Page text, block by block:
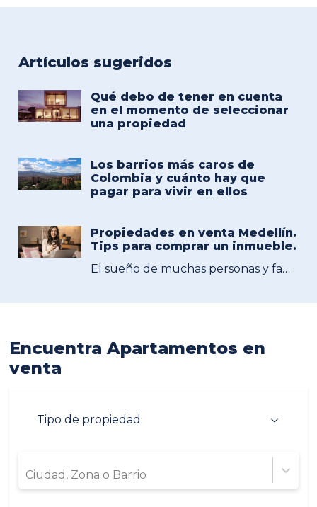
Artículos sugeridos
Qué debo de tener en cuenta
en el momento de seleccionar
una propiedad
Los barrios más caros de
Colombia y cuánto hay que
pagar para vivir en ellos
Propiedades en venta Medellín.
Tips para comprar un inmueble.
El sueño de muchas personas y familias es adquirir vivienda propia o empezar un nuevo negocio, ambas opciones tienen en común la mejora en la estabilidad económica y mayor libertad financiera. Anímate a ver Propiedades en venta Medellín e invierte en una de las mejores ciudades para vivir y emprender tu negocio en Colombia.
Encuentra Apartamentos en
venta
Ciudad, Zona o Barrio